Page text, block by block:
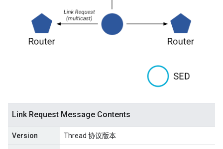
Link Request Message Contents
Version Thread 协议版本